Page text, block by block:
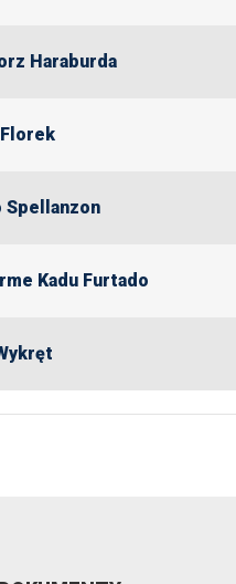
Haraburda
Spellanzon
Kadu Furtado